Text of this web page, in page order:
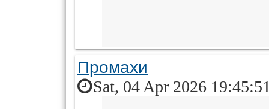
Промахи
Sat, 04 Apr 2026